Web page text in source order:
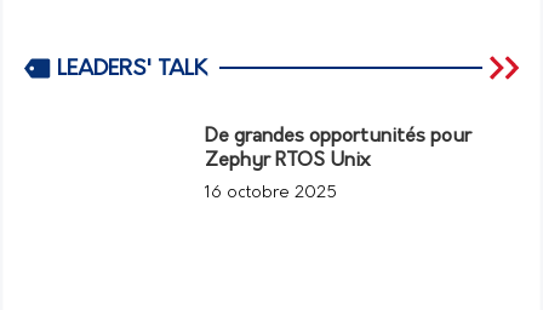
LEADERS' TALK
De grandes opportunités pour
Zephyr RTOS Unix
16 octobre 2025